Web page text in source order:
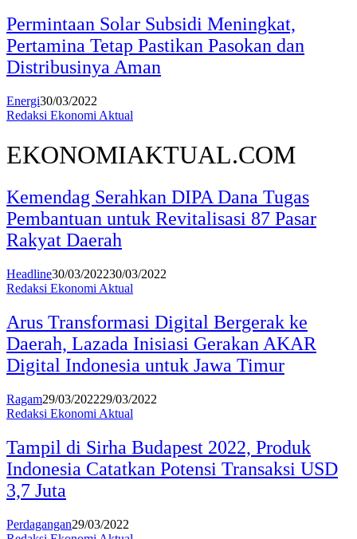
Permintaan Solar Subsidi Meningkat,
Pertamina Tetap Pastikan Pasokan dan
Distribusinya Aman
Energi30/03/2022
Redaksi Ekonomi Aktual
EKONOMIAKTUAL.COM
Kemendag Serahkan DIPA Dana Tugas
Pembantuan untuk Revitalisasi 87 Pasar
Rakyat Daerah
Headline30/03/202230/03/2022
Redaksi Ekonomi Aktual
Arus Transformasi Digital Bergerak ke
Daerah, Lazada Inisiasi Gerakan AKAR
Digital Indonesia untuk Jawa Timur
Ragam29/03/202229/03/2022
Redaksi Ekonomi Aktual
Tampil di Sirha Budapest 2022, Produk
Indonesia Catatkan Potensi Transaksi USD
3,7 Juta
Perdagangan29/03/2022